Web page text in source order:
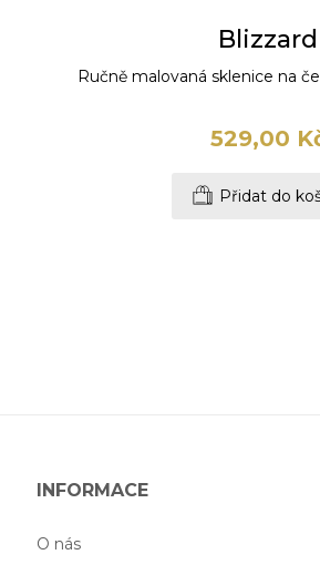
Blizzard
Ručně malovaná sklenice na
529,00
Přidat do
INFORMACE
O nás